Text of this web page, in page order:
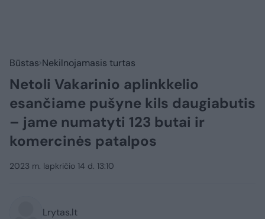
Būstas Nekilnojamasis turtas
Netoli Vakarinio aplinkkelio
esančiame pušyne kils daugiabutis
– jame numatyti 123 butai ir
komercinės patalpos
2023 m. lapkričio 14 d. 13:10
Lrytas.lt